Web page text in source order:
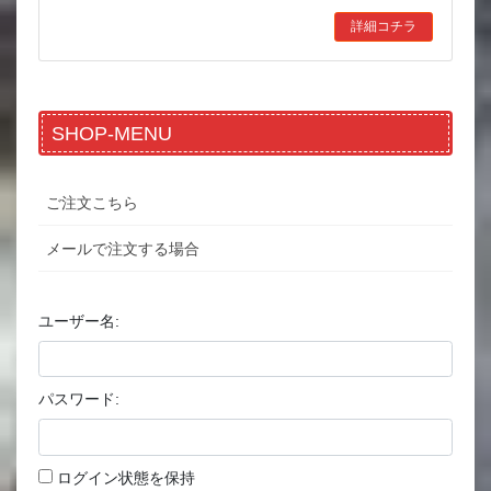
詳細コチラ
SHOP-MENU
ご注文こちら
メールで注文する場合
ユーザー名:
パスワード:
ログイン状態を保持